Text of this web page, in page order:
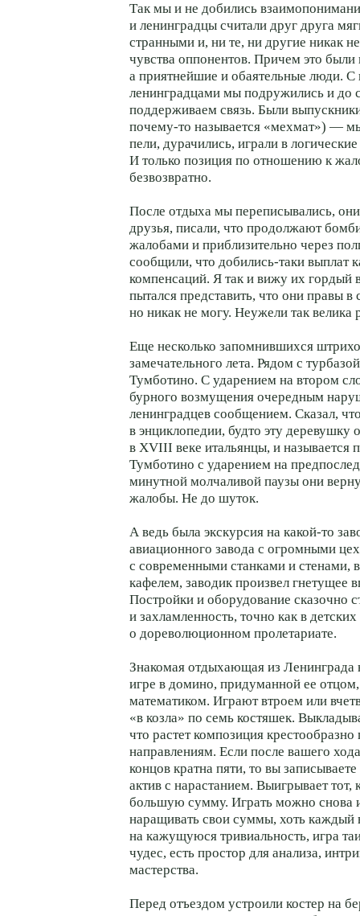
Так мы и не добились
и ленинградцы считали друг друга
странными и, ни те, ни другие никак
чувства оппонентов. Причем это
а приятнейшие и обаятельные люди. С
ленинградцами мы подружились и до
поддерживаем связь. Были
почему-то называется «мехмат») —
пели, дурачились, играли в
И только позиция по отношению к
безвозвратно.
После отдыха мы переписывались,
друзья, писали, что продолжают
жалобами и приблизительно через
сообщили, что добились-таки выплат
компенсаций. Я так и вижу их гордый
пытался представить, что они правы
но никак не могу. Неужели так велика
Еще несколько запомнившихся
замечательного лета. Рядом с
Тумботино. С ударением на втором
бурного возмущения очередным
ленинградцев сообщением. Сказал,
в энциклопедии, будто эту деревушку
в XVIII веке итальянцы, и называется
Тумботино с ударением на
минутной молчаливой паузы они
жалобы. Не до шуток.
А ведь была экскурсия на какой-то
авиационного завода с огромными
с современными станками и
кафелем, заводик произвел гнетущее
Постройки и оборудование сказочно
и захламленность, точно как в детских
о дореволюционном пролетариате.
Знакомая отдыхающая из Ленинграда
игре в домино, придуманной ее
математиком. Играют втроем или
«в козла» по семь костяшек.
что растет композиция
направлениям. Если после вашего
концов кратна пяти, то вы
актив с нарастанием. Выигрывает тот,
большую сумму. Играть можно снова
наращивать свои суммы, хоть каждый
на кажущуюся тривиальность, игра
чудес, есть простор для анализа,
мастерства.
Перед отъездом устроили костер на